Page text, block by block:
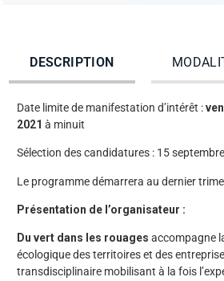
DESCRIPTION
Date limite de manifestation d’intérêt :
2021 à minuit
Sélection des candidatures : 15
Le programme démarrera au dernier
Présentation de l’organisateur :
Du vert dans les rouages accompagne
écologique des territoires et des
transdisciplinaire mobilisant à la fois